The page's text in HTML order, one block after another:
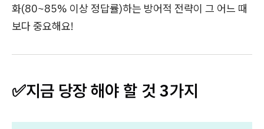
화(80~85% 이상 정답률)하는 방어적 전략이 그 어느 때
보다 중요해요!
✅지금 당장 해야 할 것 3가지